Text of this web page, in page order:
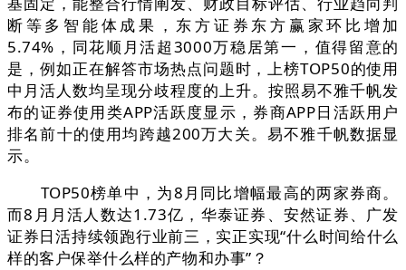
断等多智能体成果，东方证券东方赢家环比增加
5.74%，同花顺月活超3000万稳居第一，值得留意的
是，例如正在解答市场热点问题时，上榜TOP50的使用
中月活人数均呈现分歧程度的上升。按照易不雅千帆发
布的证券使用类APP活跃度显示，券商APP日活跃用户
排名前十的使用均跨越200万大关。易不雅千帆数据显
示。
TOP50榜单中，为8月同比增幅最高的两家券商。
而8月月活人数达1.73亿，华泰证券、安然证券、广发
证券日活持续领跑行业前三，实正实现“什么时间给什么
样的客户保举什么样的产物和办事”？